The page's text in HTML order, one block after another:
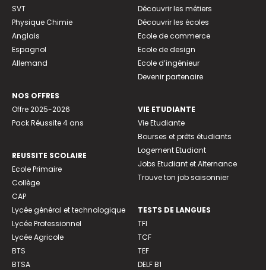
SVT
Physique Chimie
Anglais
Espagnol
Allemand
NOS OFFRES
Offre 2025-2026
Pack Réussite 4 ans
REUSSITE SCOLAIRE
Ecole Primaire
Collège
CAP
Lycée général et technologique
Lycée Professionnel
Lycée Agricole
BTS
BTSA
Découvrir les métiers
Découvrir les écoles
Ecole de commerce
Ecole de design
Ecole d’ingénieur
Devenir partenaire
VIE ETUDIANTE
Vie Etudiante
Bourses et prêts étudiants
Logement Etudiant
Jobs Etudiant et Alternance
Trouve ton job saisonnier
TESTS DE LANGUES
TFI
TCF
TEF
DELF B1